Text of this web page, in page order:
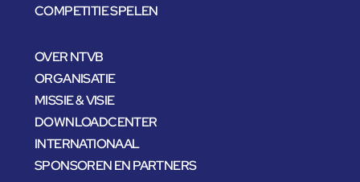
COMPETITIE SPELEN
OVER NTVB
ORGANISATIE
MISSIE & VISIE
DOWNLOADCENTER
INTERNATIONAAL
SPONSOREN EN PARTNERS